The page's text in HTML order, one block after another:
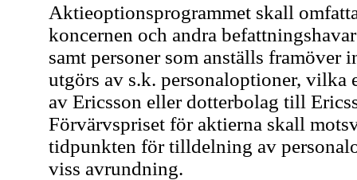
Aktieoptionsprogrammet skall
koncernen och andra
samt personer som anställs framöver
utgörs av s.k. personaloptioner, vilka
av Ericsson eller dotterbolag till
Förvärvspriset för aktierna skall
tidpunkten för tilldelning av
viss avrundning.